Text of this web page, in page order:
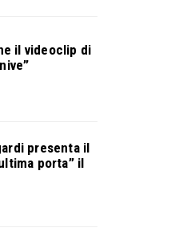
il videoclip di
presenta il
porta” il